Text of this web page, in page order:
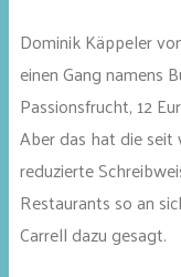
Dominik Käppeler
einen Gang namens
Passionsfrucht, 12
Aber das hat die seit
reduzierte
Restaurants so an
Carrell dazu gesagt.